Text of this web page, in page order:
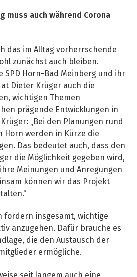
muss auch während Corona
das im Alltag vorherrschende
zunächst auch bleiben.
SPD Horn-Bad Meinberg und ihr
Dieter Krüger auch die
wichtigen Themen
prägende Entwicklungen in
„Bei den Planungen rund
Horn werden in Kürze die
Das bedeutet auch, dass den
die Möglichkeit gegeben wird,
Meinungen und Anregungen
können wir das Projekt
fordern insgesamt, wichtige
anzugehen. Dafür brauche es
die den Austausch der
ermögliche.